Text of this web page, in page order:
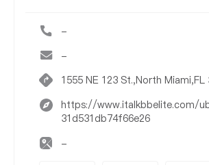
-
-
1555 NE 123 St.,North Miami,FL
https://www.italkbbelite.com/
31d531db74f66e26
-